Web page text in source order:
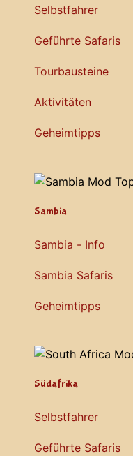
Selbstfahrer
Geführte Safaris
Tourbausteine
Aktivitäten
Geheimtipps
Sambia
Sambia - Info
Sambia Safaris
Geheimtipps
Südafrika
Selbstfahrer
Geführte Safaris